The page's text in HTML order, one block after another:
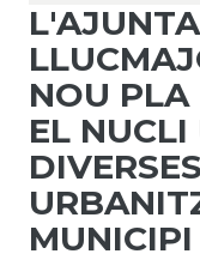
NOU PLA
EL NUCLI
DIVERSES
MUNICIPI